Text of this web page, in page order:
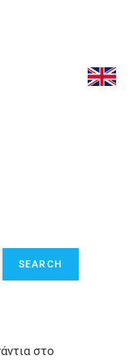
SEARCH
στο